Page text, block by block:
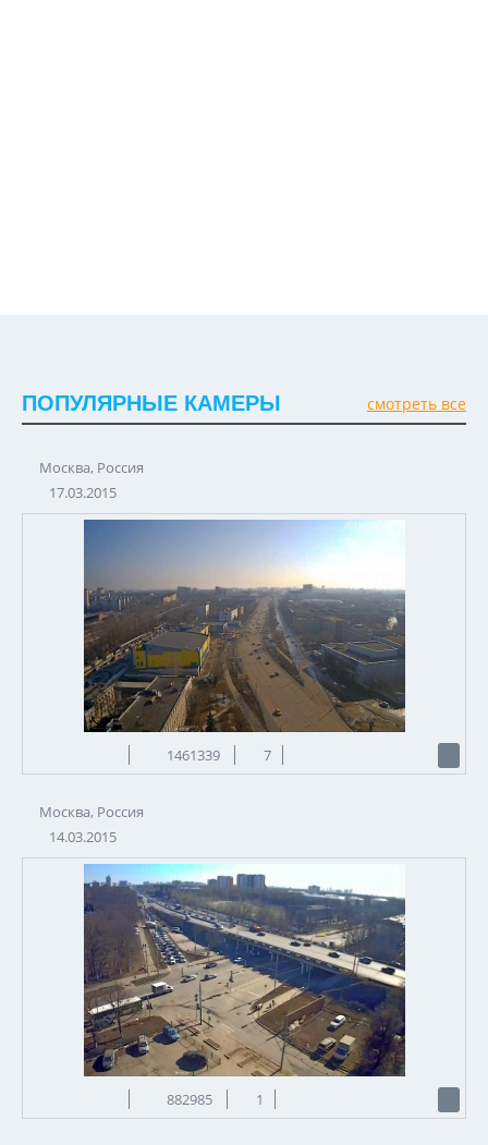
ПОПУЛЯРНЫЕ КАМЕРЫ смотреть все
Москва, Россия
17.03.2015
1461339 7
Москва, Россия
14.03.2015
882985 1